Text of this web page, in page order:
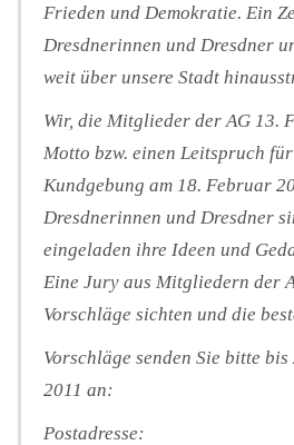
Frieden und Demokratie. Ein
Dresdnerinnen und Dresdner
weit über unsere Stadt
Wir, die Mitglieder der AG 13.
Motto bzw. einen Leitspruch
Kundgebung am 18. Februar
Dresdnerinnen und Dresdner
eingeladen ihre Ideen und
Eine Jury aus Mitgliedern der
Vorschläge sichten und die
Vorschläge senden Sie bitte bis
2011 an:
Postadresse: